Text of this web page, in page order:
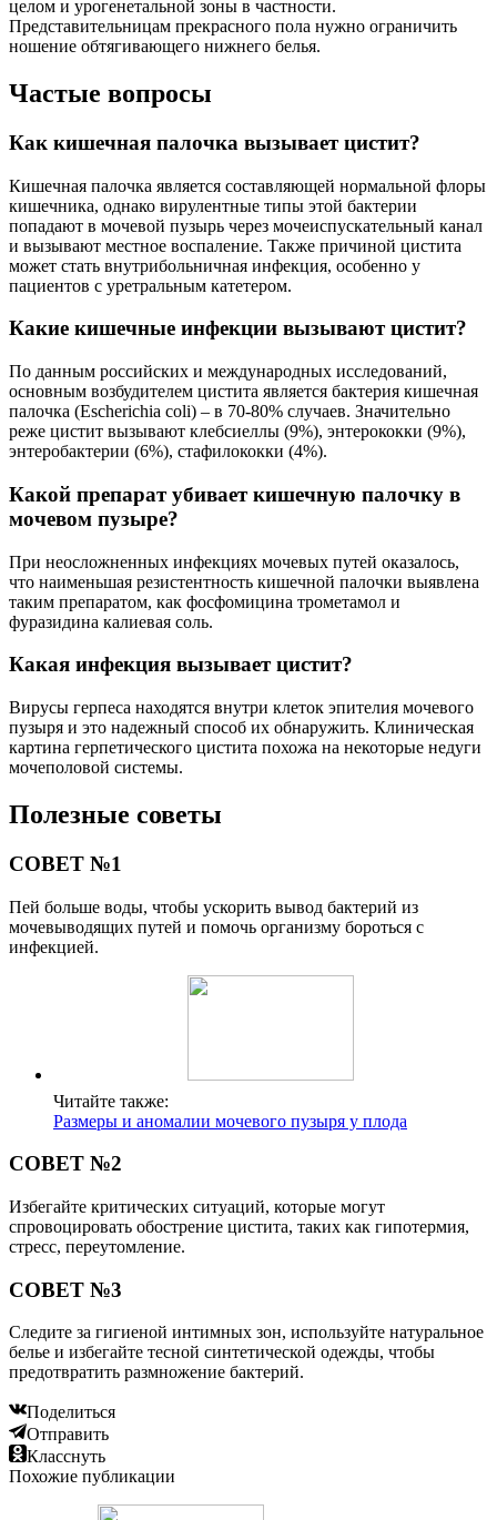
целом и урогенетальной зоны в частности.
Представительницам прекрасного пола нужно ограничить
ношение обтягивающего нижнего белья.
Частые вопросы
Как кишечная палочка вызывает цистит?
Кишечная палочка является составляющей нормальной флоры
кишечника, однако вирулентные типы этой бактерии
попадают в мочевой пузырь через мочеиспускательный канал
и вызывают местное воспаление. Также причиной цистита
может стать внутрибольничная инфекция, особенно у
пациентов с уретральным катетером.
Какие кишечные инфекции вызывают цистит?
По данным российских и международных исследований,
основным возбудителем цистита является бактерия кишечная
палочка (Escherichia coli) – в 70-80% случаев. Значительно
реже цистит вызывают клебсиеллы (9%), энтерококки (9%),
энтеробактерии (6%), стафилококки (4%).
Какой препарат убивает кишечную палочку в
мочевом пузыре?
При неосложненных инфекциях мочевых путей оказалось,
что наименьшая резистентность кишечной палочки выявлена
таким препаратом, как фосфомицина трометамол и
фуразидина калиевая соль.
Какая инфекция вызывает цистит?
Вирусы герпеса находятся внутри клеток эпителия мочевого
пузыря и это надежный способ их обнаружить. Клиническая
картина герпетического цистита похожа на некоторые недуги
мочеполовой системы.
Полезные советы
СОВЕТ №1
Пей больше воды, чтобы ускорить вывод бактерий из
мочевыводящих путей и помочь организму бороться с
инфекцией.
Читайте также:
Размеры и аномалии мочевого пузыря у плода
СОВЕТ №2
Избегайте критических ситуаций, которые могут
спровоцировать обострение цистита, таких как гипотермия,
стресс, переутомление.
СОВЕТ №3
Следите за гигиеной интимных зон, используйте натуральное
белье и избегайте тесной синтетической одежды, чтобы
предотвратить размножение бактерий.
Поделиться
Отправить
Класснуть
Похожие публикации